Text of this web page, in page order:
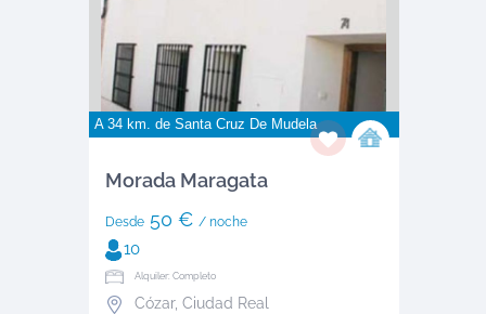
A 34 km. de Santa Cruz De Mudela
Morada Maragata
Desde50 € / noche
10
Alquiler: Completo
Cózar, Ciudad Real